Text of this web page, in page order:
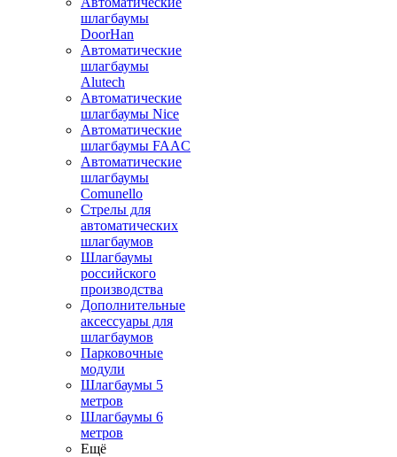
шлагбаумы
DoorHan
Автоматические
шлагбаумы
Alutech
Автоматические
шлагбаумы Nice
Автоматические
шлагбаумы FAAC
Автоматические
шлагбаумы
Comunello
Стрелы для
автоматических
шлагбаумов
Шлагбаумы
российского
производства
Дополнительные
аксессуары для
шлагбаумов
Парковочные
модули
Шлагбаумы 5
метров
Шлагбаумы 6
метров
Ещё